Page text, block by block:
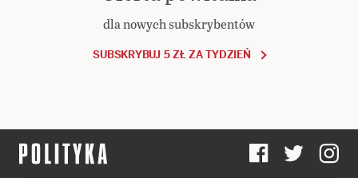
dla nowych subskrybentów
SUBSKRYBUJ 5 ZŁ ZA TYDZIEŃ